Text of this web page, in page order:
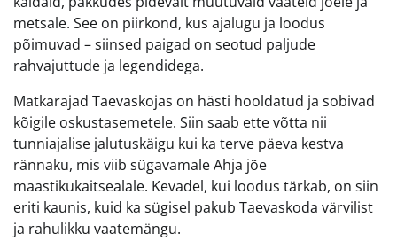
metsale. See on piirkond, kus ajalugu ja loodus
põimuvad – siinsed paigad on seotud paljude
rahvajuttude ja legendidega.
Matkarajad Taevaskojas on hästi hooldatud ja sobivad
kõigile oskustasemetele. Siin saab ette võtta nii
tunniajalise jalutuskäigu kui ka terve päeva kestva
rännaku, mis viib sügavamale Ahja jõe
maastikukaitsealale. Kevadel, kui loodus tärkab, on siin
eriti kaunis, kuid ka sügisel pakub Taevaskoda värvilist
ja rahulikku vaatemängu.